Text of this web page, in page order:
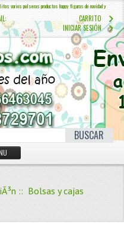
varios pulseras productos happy figuras de navidad y
CARRITO
INICIAR SESIÓN
BUSCAR
:: Bolsas y cajas